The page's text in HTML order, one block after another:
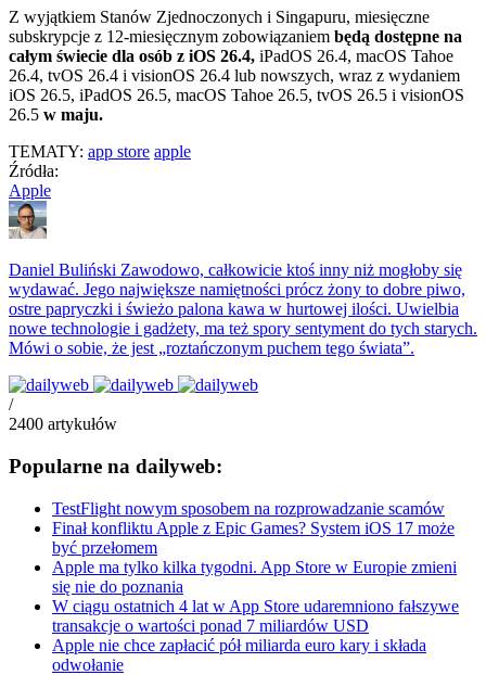
Z wyjątkiem Stanów Zjednoczonych i Singapuru, miesięczne
subskrypcje z 12-miesięcznym zobowiązaniem będą dostępne na
całym świecie dla osób z iOS 26.4, iPadOS 26.4, macOS Tahoe
26.4, tvOS 26.4 i visionOS 26.4 lub nowszych, wraz z wydaniem
iOS 26.5, iPadOS 26.5, macOS Tahoe 26.5, tvOS 26.5 i visionOS
26.5 w maju.
TEMATY: app store apple
Źródła:
Apple
Daniel Buliński Zawodowo, całkowicie ktoś inny niż mogłoby się
wydawać. Jego największe namiętności prócz żony to dobre piwo,
ostre papryczki i świeżo palona kawa w hurtowej ilości. Uwielbia
nowe technologie i gadżety, ma też spory sentyment do tych starych.
Mówi o sobie, że jest „roztańczonym puchem tego świata”.
/
2400 artykułów
Popularne na dailyweb:
TestFlight nowym sposobem na rozprowadzanie scamów
Finał konfliktu Apple z Epic Games? System iOS 17 może
być przełomem
Apple ma tylko kilka tygodni. App Store w Europie zmieni
się nie do poznania
W ciągu ostatnich 4 lat w App Store udaremniono fałszywe
transakcje o wartości ponad 7 miliardów USD
Apple nie chce zapłacić pół miliarda euro kary i składa
odwołanie